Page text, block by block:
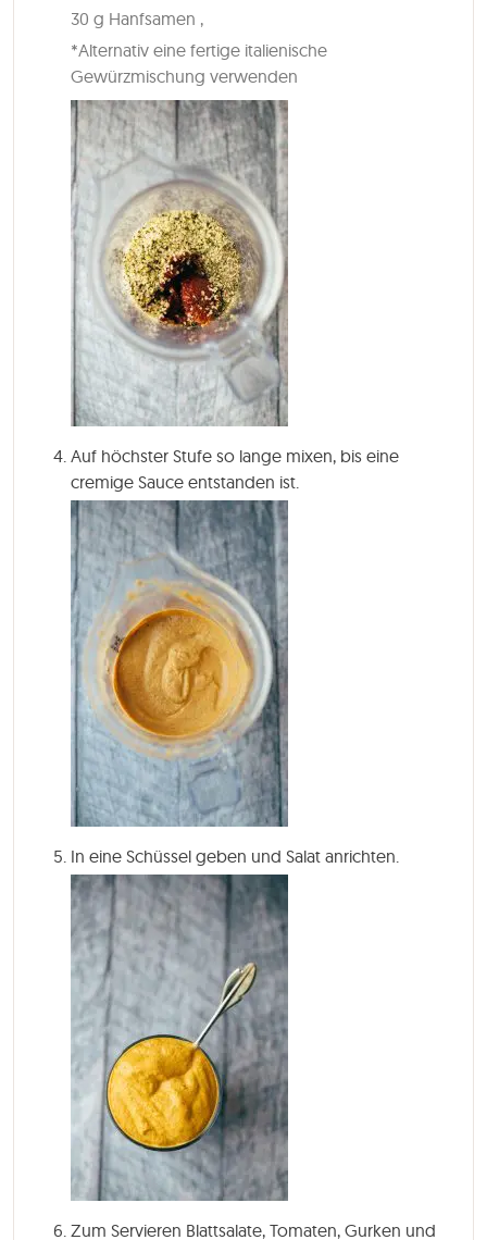
30 g Hanfsamen ,
*Alternativ eine fertige italienische
Gewürzmischung verwenden
Auf höchster Stufe so lange mixen, bis eine
cremige Sauce entstanden ist.
In eine Schüssel geben und Salat anrichten.
Zum Servieren Blattsalate, Tomaten, Gurken und